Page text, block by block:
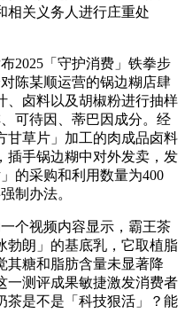
相关义务人进行庄重处
「守护消费」铁拳步
陈某顺运营的锅边糊店肆
、卤料以及胡椒粉进行抽样
可待因、蒂巴因成分。经
甘草片」加工的肉成品卤料
插手锅边糊中对外发卖，发
的采购和利用数量为400
制办法。
个视频内容显示，霸王茶
勃朗」的基底乳，它取植脂
其糖和脂肪含量未显著降
一测评成果敏捷激发消费者
茶是不是「科技狠活」？能